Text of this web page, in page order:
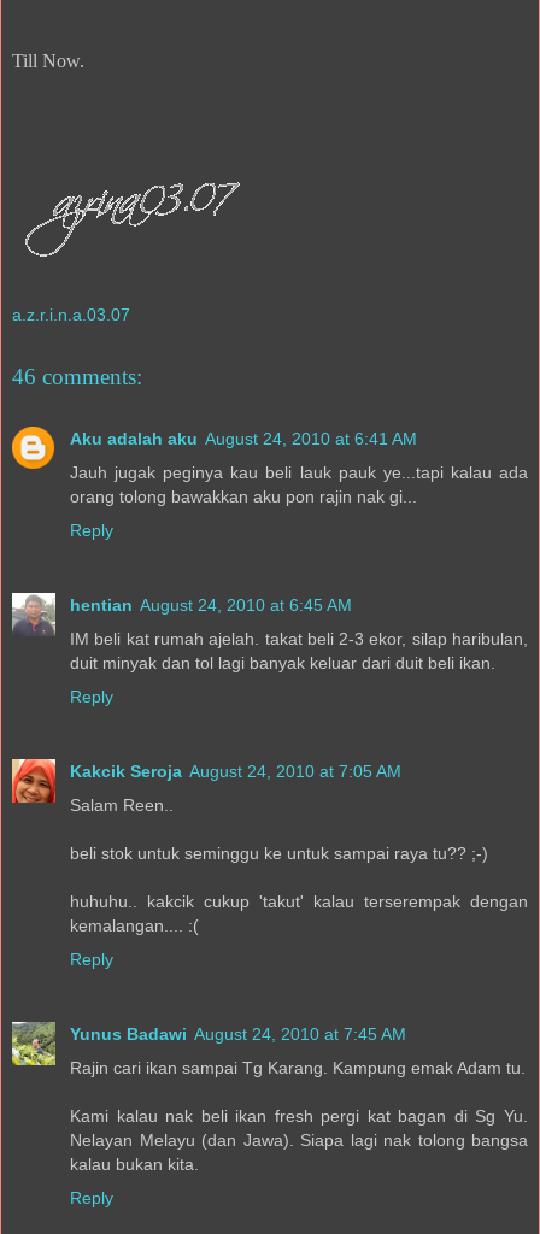
Till Now.
a.z.r.i.n.a.03.07
46 comments:
Aku adalah aku August 24, 2010 at 6:41 AM
Jauh jugak peginya kau beli lauk pauk ye...tapi kalau ada
orang tolong bawakkan aku pon rajin nak gi...
Reply
hentian August 24, 2010 at 6:45 AM
IM beli kat rumah ajelah. takat beli 2-3 ekor, silap haribulan,
duit minyak dan tol lagi banyak keluar dari duit beli ikan.
Reply
Kakcik Seroja August 24, 2010 at 7:05 AM
Salam Reen..
beli stok untuk seminggu ke untuk sampai raya tu?? ;-)
huhuhu.. kakcik cukup 'takut' kalau terserempak dengan
kemalangan.... :(
Reply
Yunus Badawi August 24, 2010 at 7:45 AM
Rajin cari ikan sampai Tg Karang. Kampung emak Adam tu.
Kami kalau nak beli ikan fresh pergi kat bagan di Sg Yu.
Nelayan Melayu (dan Jawa). Siapa lagi nak tolong bangsa
kalau bukan kita.
Reply